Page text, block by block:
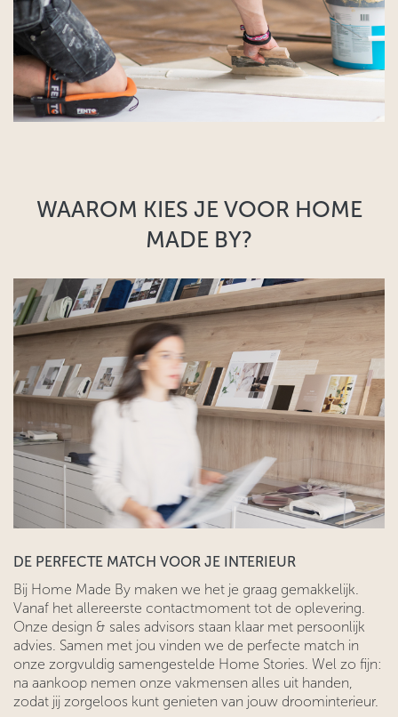
WAAROM KIES JE VOOR HOME
MADE BY?
DE PERFECTE MATCH VOOR JE INTERIEUR
Bij Home Made By maken we het je graag gemakkelijk.
Vanaf het allereerste contactmoment tot de oplevering.
Onze design & sales advisors staan klaar met persoonlijk
advies. Samen met jou vinden we de perfecte match in
onze zorgvuldig samengestelde Home Stories. Wel zo fijn:
na aankoop nemen onze vakmensen alles uit handen,
zodat jij zorgeloos kunt genieten van jouw droominterieur.